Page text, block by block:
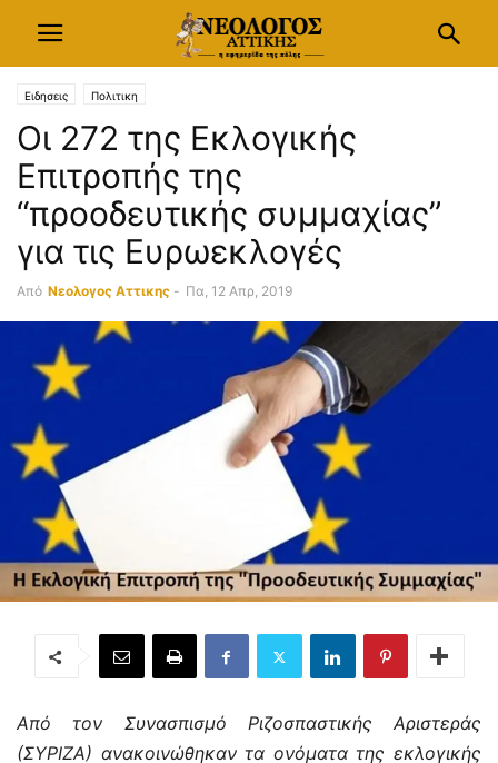
Ειδησεις Πολιτικη
Οι 272 της Εκλογικής
Επιτροπής της
“προοδευτικής συμμαχίας”
για τις Ευρωεκλογές
Από Νεολογος Αττικης - Πα, 12 Απρ, 2019
Από τον Συνασπισμό Ριζοσπαστικής Αριστεράς
(ΣΥΡΙΖΑ) ανακοινώθηκαν τα ονόματα της εκλογικής